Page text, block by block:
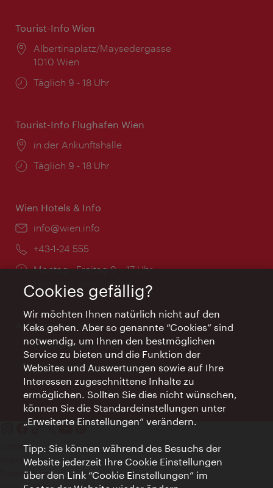
Tourist-Info Wien
Ort:
Albertinaplatz/Maysedergasse
1010 Wien
Öffnungszeiten:
Täglich 9 - 18 Uhr
Tourist-Info Flughafen Wien
Ort:
in der Ankunftshalle
Öffnungszeiten:
Täglich 9 - 18 Uhr
Wien Hotels & Info
Email:
info@wien.info
Telefon:
+43-1-24 555
Öffnungszeiten:
Montag - Freitag 9 – 17 Uhr
Feiertags geschlossen
AI Concierge Wien
Ort:
concierge.wien.info
Öffnungszeiten:
Informationen rund um die Uhr
Kontakt
Impressum
Datenschutz
Cookies gefällig?
Wir möchten Ihnen natürlich nicht auf den
Keks gehen. Aber so genannte “Cookies” sind
notwendig, um Ihnen den bestmöglichen
Service zu bieten und die Funktion der
Websites und Auswertungen sowie auf Ihre
Interessen zugeschnittene Inhalte zu
ermöglichen. Sollten Sie dies nicht wünschen,
können Sie die Standardeinstellungen unter
„Erweiterte Einstellungen“ verändern.
Tipp: Sie können während des Besuchs der
Website jederzeit Ihre Cookie Einstellungen
über den Link “Cookie Einstellungen” im